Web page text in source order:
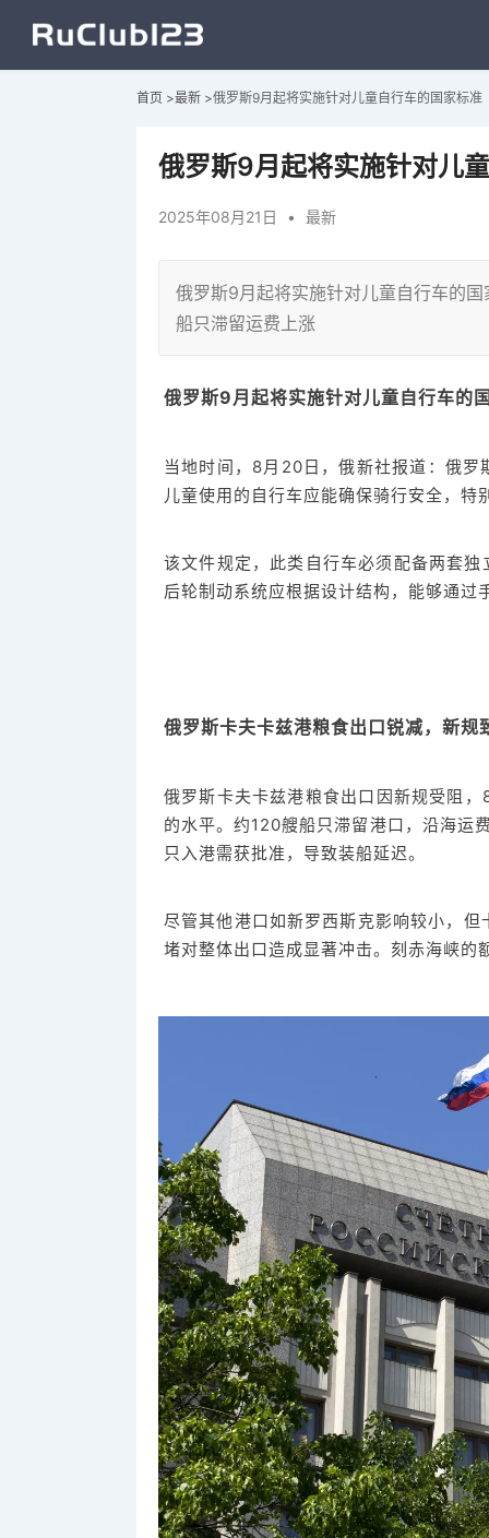
首页 >最新 >俄罗斯9月起将实施针对儿童自行车的国家标准
俄罗斯9月起将实施针对儿
2025年08月21日 • 最新
俄罗斯9月起将实施针对儿童自行车的
船只滞留运费上涨
俄罗斯9月起将实施针对儿童自行车的
当地时间，8月20日，俄新社报道：俄
儿童使用的自行车应能确保骑行安全，特
该文件规定，此类自行车必须配备两套
后轮制动系统应根据设计结构，能够通过
俄罗斯卡夫卡兹港粮食出口锐减，新规
俄罗斯卡夫卡兹港粮食出口因新规受阻
的水平。约120艘船只滞留港口，沿海运
只入港需获批准，导致装船延迟。
尽管其他港口如新罗西斯克影响较小，
堵对整体出口造成显著冲击。刻赤海峡的